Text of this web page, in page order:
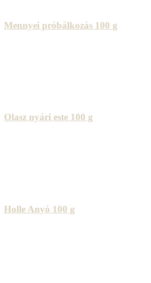
Mennyei próbálkozás 100 g
Olasz nyári este 100 g
Holle Anyó 100 g